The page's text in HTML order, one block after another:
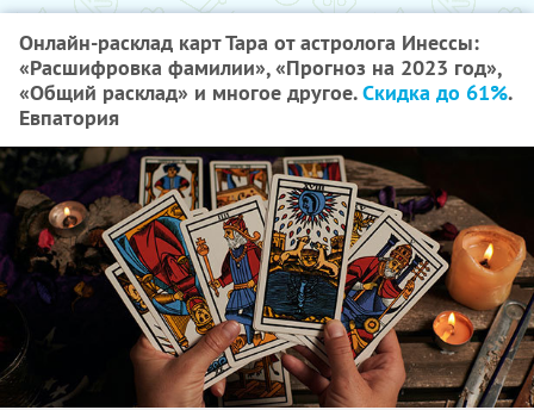
Онлайн-расклад карт Тара от астролога Инессы:
«Расшифровка фамилии», «Прогноз на 2023 год»,
«Общий расклад» и многое другое.Скидка до 61%.
Евпатория